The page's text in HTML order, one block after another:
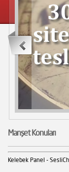
Manşet Konuları
Kelebek Panel -